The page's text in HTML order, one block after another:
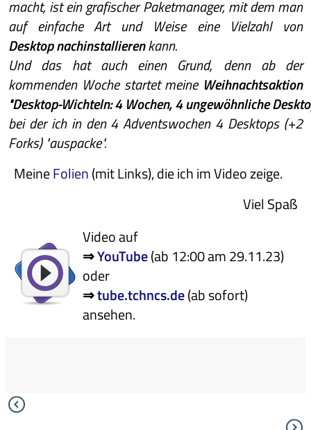
macht, ist ein grafischer Paketmanager, mit dem man
auf einfache Art und Weise eine Vielzahl von
Desktop nachinstallierenkann.
Und das hat auch einen Grund, denn ab der
kommenden Woche startet meine Weihnachtsaktion
"Desktop-Wichteln: 4 Wochen,4 ungewöhnliche
bei der ich in den 4 Adventswochen 4 Desktops (+2
Forks) "auspacke".
MeineFolien(mit Links), die ich im Video zeige.
Viel Spaß
Video auf
⇒YouTube(ab 12:00 am 29.11.23)
oder
⇒tube.tchncs.de(ab sofort)
ansehen.